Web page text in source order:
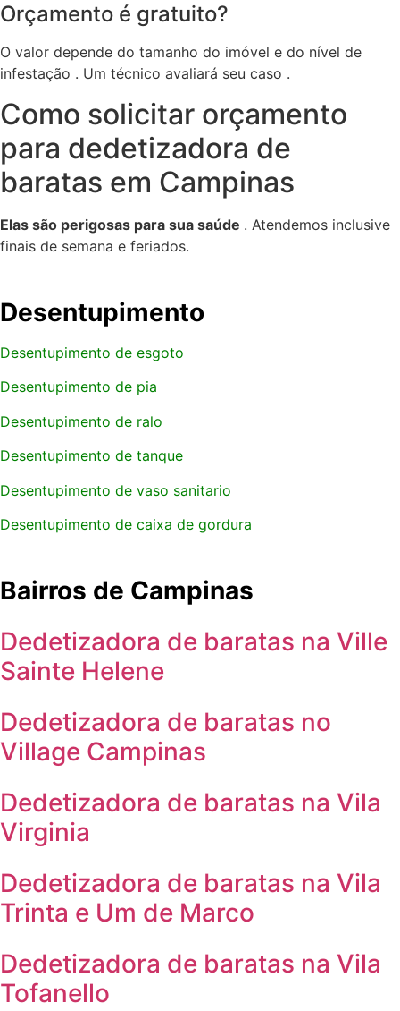
Orçamento é gratuito?
O valor depende do tamanho do imóvel e do nível de
infestação . Um técnico avaliará seu caso .
Como solicitar orçamento
para dedetizadora de
baratas em Campinas
Elas são perigosas para sua saúde . Atendemos inclusive
finais de semana e feriados.
Desentupimento
Desentupimento de esgoto
Desentupimento de pia
Desentupimento de ralo
Desentupimento de tanque
Desentupimento de vaso sanitario
Desentupimento de caixa de gordura
Bairros de Campinas
Dedetizadora de baratas na Ville
Sainte Helene
Dedetizadora de baratas no
Village Campinas
Dedetizadora de baratas na Vila
Virginia
Dedetizadora de baratas na Vila
Trinta e Um de Marco
Dedetizadora de baratas na Vila
Tofanello